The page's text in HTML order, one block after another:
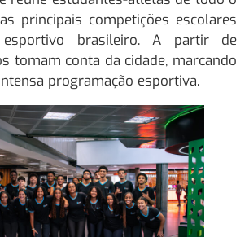
principais competições escolares
brasileiro. A partir de
tomam conta da cidade, marcando
programação esportiva.